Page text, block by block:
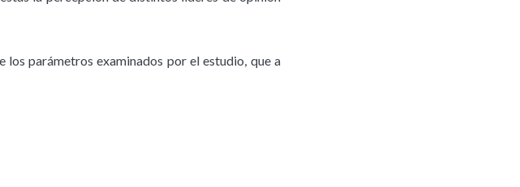
parámetros examinados por el estudio, que a